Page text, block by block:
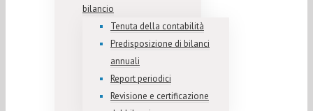
bilancio
Tenuta della contabilità
Predisposizione di bilanci
annuali
Report periodici
Revisione e certificazione